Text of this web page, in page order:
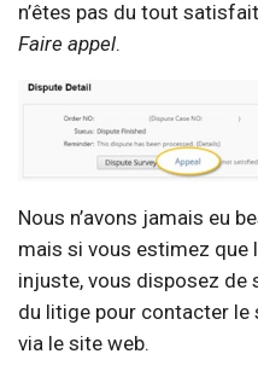
n’êtes pas du tout
Faire appel.
Nous n’avons jamais eu
mais si vous estimez que
injuste, vous disposez de
du litige pour contacter le
via le site web.